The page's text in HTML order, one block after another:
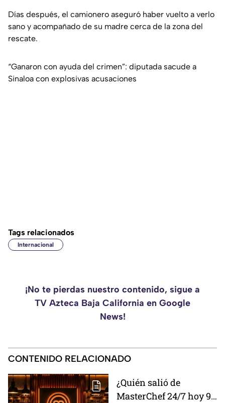
Días después, el camionero aseguró haber vuelto a verlo
sano y acompañado de su madre cerca de la zona del
rescate.
“Ganaron con ayuda del crimen”: diputada sacude a
Sinaloa con explosivas acusaciones
Tags relacionados
Internacional
¡No te pierdas nuestro contenido, sigue a
TV Azteca Baja California en Google
News!
CONTENIDO RELACIONADO
¿Quién salió de
MasterChef 24/7 hoy 9